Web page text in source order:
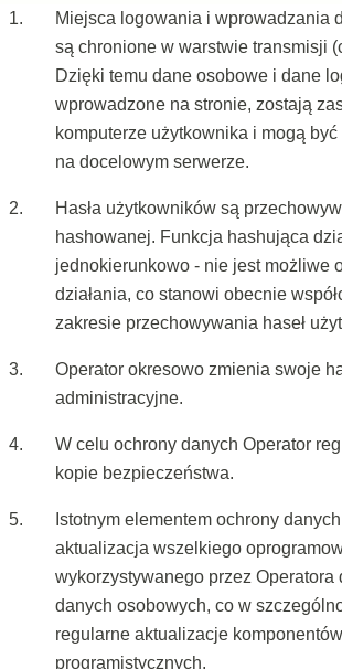
Miejsca logowania i wprowadzania
są chronione w warstwie transmisji
Dzięki temu dane osobowe i dane
wprowadzone na stronie, zostają
komputerze użytkownika i mogą
na docelowym serwerze.
Hasła użytkowników są
hashowanej. Funkcja hashująca
jednokierunkowo - nie jest możliwe
działania, co stanowi obecnie
zakresie przechowywania haseł
Operator okresowo zmienia swoje
administracyjne.
W celu ochrony danych Operator
kopie bezpieczeństwa.
Istotnym elementem ochrony
aktualizacja wszelkiego
wykorzystywanego przez Operatora
danych osobowych, co w
regularne aktualizacje komponentów
programistycznych.